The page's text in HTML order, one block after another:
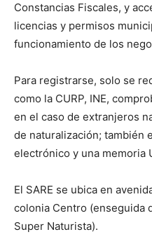
Constancias Fiscales, y
licencias y permisos
funcionamiento de los
Para registrarse, solo se
como la CURP, INE,
en el caso de extranjeros
de naturalización; también
electrónico y una memoria
El SARE se ubica en
colonia Centro (enseguida
Super Naturista).